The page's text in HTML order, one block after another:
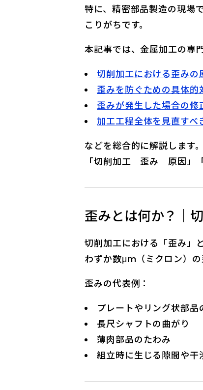
特に、精密部品製造の現場
こりがちです。
本記事では、金属加工の専
切削加工における歪みの
歪みを防ぐための具体的
歪みが発生した場合の修
加工工程全体を見直すべ
などを総合的に解説します。
「切削加工 歪み 原因」
歪みとは何か？｜
切削加工における「歪み」
わずか数μm（ミクロン）
歪みの代表例：
プレートやリング状部品
長尺シャフトの曲がり
薄肉部品のたわみ
組立時に生じる隙間や干